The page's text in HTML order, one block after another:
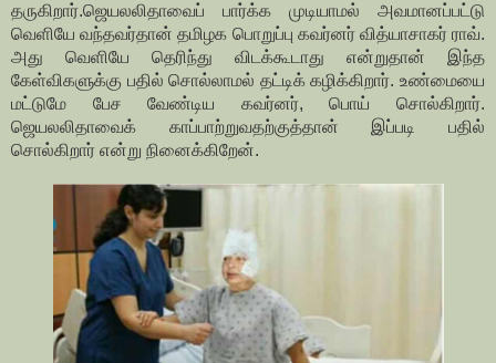
தருகிறார்.ஜெயலலிதாவைப் பார்க்க முடியாமல் அவமானப்பட்டு
வெளியே வந்தவர்தான் தமிழக பொறுப்பு கவர்னர் வித்யாசாகர் ராவ்.
அது வெளியே தெரிந்து விடக்கூடாது என்றுதான் இந்த
கேள்விகளுக்கு பதில் சொல்லாமல் தட்டிக் கழிக்கிறார். உண்மையை
மட்டுமே பேச வேண்டிய கவர்னர், பொய் சொல்கிறார்.
ஜெயலலிதாவைக் காப்பாற்றுவதற்குத்தான் இப்படி பதில்
சொல்கிறார் என்று நினைக்கிறேன்.